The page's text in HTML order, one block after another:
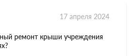
17 апреля 2024
ремонт крыши учреждения